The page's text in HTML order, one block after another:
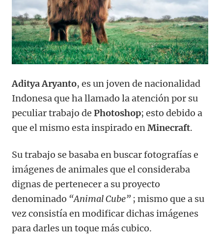
Aditya Aryanto, es un joven de nacionalidad
Indonesa que ha llamado la atención por su
peculiar trabajo de Photoshop; esto debido a
que el mismo esta inspirado enMinecraft.
Su trabajo se basaba en buscar fotografías e
imágenes de animales que el consideraba
dignas de pertenecer a su proyecto
denominado “Animal Cube” ; mismo que a su
vez consistía en modificar dichas imágenes
para darles un toque más cubico.